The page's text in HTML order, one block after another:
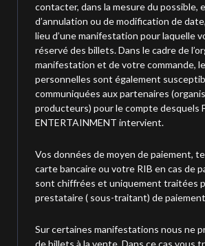
contacter, dans la mesure du possible,
d’annulation ou de modification de
lieu d’une manifestation pour laquelle
réservé des billets. Dans le cadre de
manifestation et de votre commande,
personnelles sont également
communiquées aux partenaires
producteurs) pour le compte desquels
ENTERTAINMENT intervient.
Vos données de moyen de paiement,
carte bancaire ou votre RIB en cas de
sont chiffrées et uniquement traitées
prestataire ( sous-traitant) de
Sur certaines manifestations nous ne
de billets à la vente. Dans ce cas vous